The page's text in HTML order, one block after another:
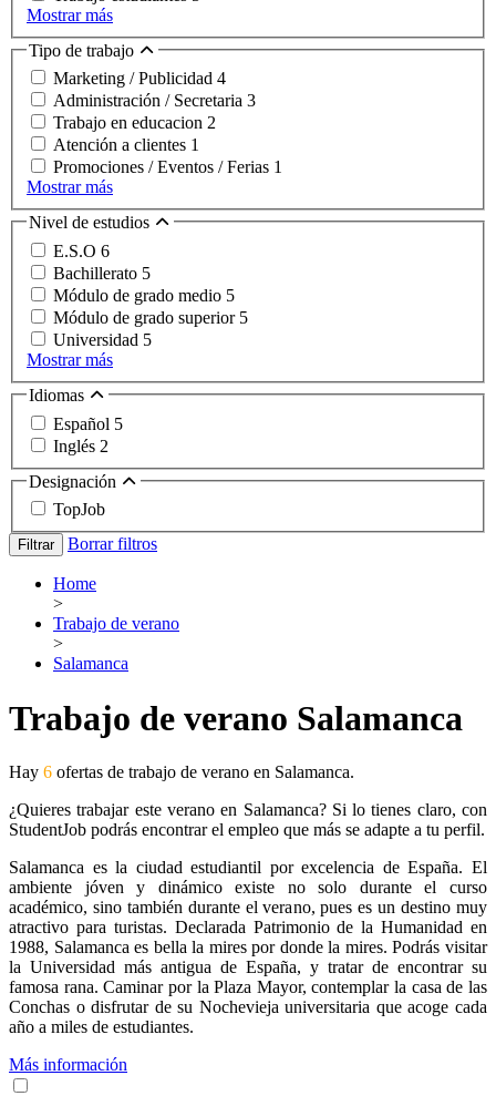
Mostrar más
Tipo de trabajo
Marketing / Publicidad 4
Administración / Secretaria 3
Trabajo en educacion 2
Atención a clientes 1
Promociones / Eventos / Ferias 1
Mostrar más
Nivel de estudios
E.S.O 6
Bachillerato 5
Módulo de grado medio 5
Módulo de grado superior 5
Universidad 5
Mostrar más
Idiomas
Español 5
Inglés 2
Designación
TopJob
Filtrar Borrar filtros
Home
>
Trabajo de verano
>
Salamanca
Trabajo de verano Salamanca
Hay 6 ofertas de trabajo de verano en Salamanca.
¿Quieres trabajar este verano en Salamanca? Si lo tienes claro, con
StudentJob podrás encontrar el empleo que más se adapte a tu perfil.
Salamanca es la ciudad estudiantil por excelencia de España. El
ambiente jóven y dinámico existe no solo durante el curso
académico, sino también durante el verano, pues es un destino muy
atractivo para turistas. Declarada Patrimonio de la Humanidad en
1988, Salamanca es bella la mires por donde la mires. Podrás visitar
la Universidad más antigua de España, y tratar de encontrar su
famosa rana. Caminar por la Plaza Mayor, contemplar la casa de las
Conchas o disfrutar de su Nochevieja universitaria que acoge cada
año a miles de estudiantes.
Más información